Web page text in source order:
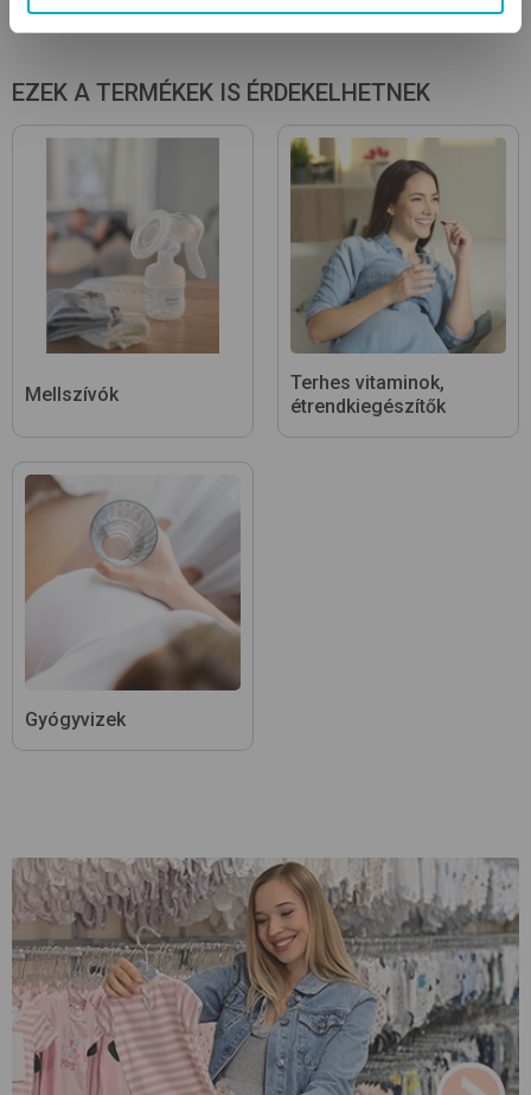
EZEK A TERMÉKEK IS ÉRDEKELHETNEK
Mellszívók
Terhes vitaminok,
étrendkiegészítők
Gyógyvizek